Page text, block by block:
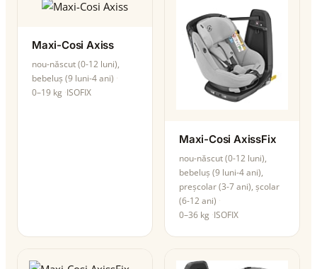
Maxi-Cosi Axiss
nou-născut (0-12 luni),
bebeluș (9 luni-4 ani)
0–19 kg ISOFIX
Maxi-Cosi AxissFix
nou-născut (0-12 luni),
bebeluș (9 luni-4 ani),
preșcolar (3-7 ani), școlar
(6-12 ani)
0–36 kg ISOFIX